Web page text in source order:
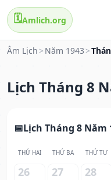
🗓️Amlich.org
Âm Lịch > Năm 1943 >
Lịch Tháng 8
Lịch Tháng 8 Năm
THỨ HAI THỨ BA THỨ TƯ
26 27 28